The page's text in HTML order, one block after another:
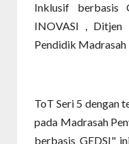
Inklusif berbasis
INOVASI , Ditjen
Pendidik
ToT Seri 5 dengan
pada Madrasah
berbasis GEDSI"